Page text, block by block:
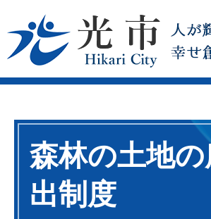
森林の土地
出制度